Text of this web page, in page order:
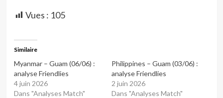
Vues : 105
Similaire
Myanmar – Guam (06/06) :
analyse Friendlies
4 juin 2026
Dans "Analyses Match"
Philippines – Guam (03/06) :
analyse Friendlies
2 juin 2026
Dans "Analyses Match"